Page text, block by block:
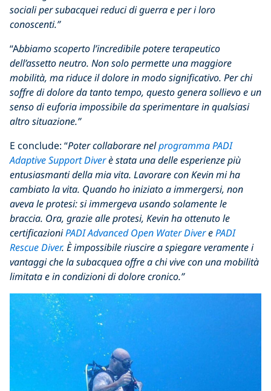
sociali per subacquei reduci di guerra e per i loro
conoscenti.”
“Abbiamo scoperto l’incredibile potere terapeutico
dell’assetto neutro. Non solo permette una maggiore
mobilità, ma riduce il dolore in modo significativo. Per chi
soffre di dolore da tanto tempo, questo genera sollievo e un
senso di euforia impossibile da sperimentare in qualsiasi
altro situazione.”
E conclude: “Poter collaborarenelprogramma PADI
Adaptive Support Diverè stata una delle esperienze più
entusiasmanti della mia vita. Lavorare con Kevin mi ha
cambiato la vita. Quando ho iniziato a immergersi, non
aveva le protesi: si immergeva usando solamente le
braccia. Ora, grazie alle protesi, Kevin ha ottenuto le
certificazioniPADI Advanced Open Water DiverePADI
Rescue Diver. È impossibile riuscire a spiegare veramente i
vantaggi che la subacquea offre a chi vive con una mobilità
limitata e in condizioni di dolore cronico.”